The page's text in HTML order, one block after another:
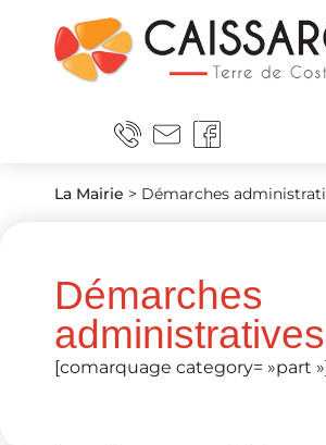
La Mairie > Démarches
Démarches
administratives
[comarquage category= »part